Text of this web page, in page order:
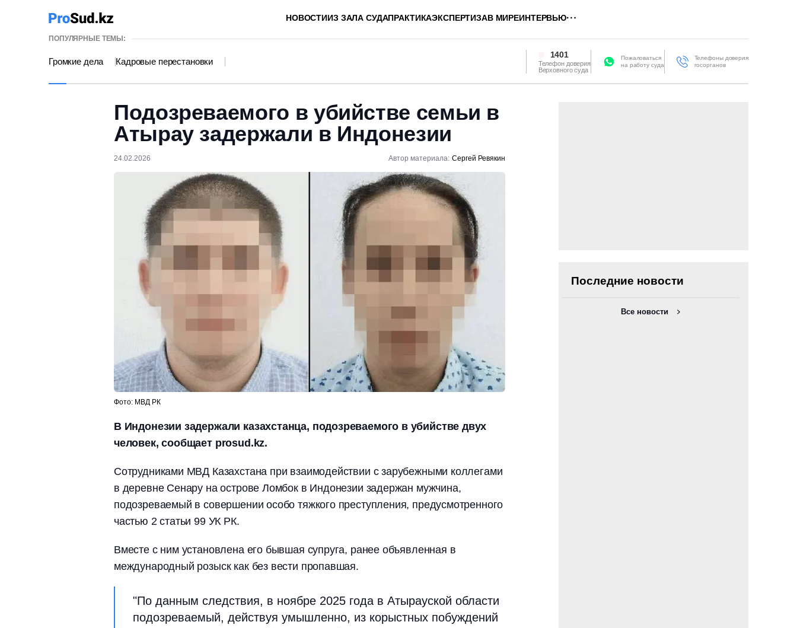
НОВОСТИИЗ ЗАЛА СУДАПРАКТИКАЭКСПЕРТИЗАВ МИРЕИНТЕРВЬЮ
ПОПУЛЯРНЫЕ ТЕМЫ:
Громкие дела Кадровые перестановки
1401
Телефон доверия
Верховного суда
Пожаловаться
на работу суда
Телефоны доверия
госорганов
Подозреваемого в убийстве семьи в
Атырау задержали в Индонезии
24.02.2026 Автор материала: Сергей Ревякин
Фото: МВД РК
В Индонезии задержали казахстанца, подозреваемого в убийстве двух
человек, сообщает prosud.kz.
Сотрудниками МВД Казахстана при взаимодействии с зарубежными коллегами
в деревне Сенару на острове Ломбок в Индонезии задержан мужчина,
подозреваемый в совершении особо тяжкого преступления, предусмотренного
частью 2 статьи 99 УК РК.
Вместе с ним установлена его бывшая супруга, ранее объявленная в
международный розыск как без вести пропавшая.
"По данным следствия, в ноябре 2025 года в Атырауской области
подозреваемый, действуя умышленно, из корыстных побуждений
Последние новости
Все новости